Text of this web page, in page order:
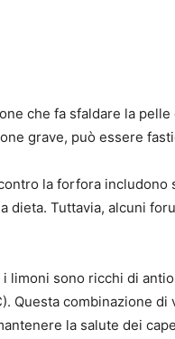
che fa sfaldare la
grave, può essere
la forfora includono
dieta. Tuttavia, alcuni
limoni sono ricchi di
Questa combinazione
la salute dei